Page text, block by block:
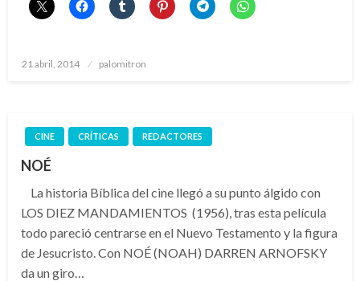
Publicado
21 abril, 2014 palomitron
CINE CRÍTICAS REDACTORES
NOÉ
La historia Bíblica del cine llegó a su punto álgido con
LOS DIEZ MANDAMIENTOS (1956), tras esta película
todo pareció centrarse en el Nuevo Testamento y la figura
de Jesucristo. Con NOÉ (NOAH) DARREN ARNOFSKY
da un giro…